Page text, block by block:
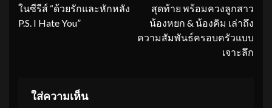
ในซีรีส์ “ด้วยรักและหักหลัง
P.S. I Hate You”
สุดท้าย พร้อมควงลูกสาว
น้องหยก & น้องคิม เล่าถึง
ความสัมพันธ์ครอบครัวแบบ
เจาะลึก
ใส่ความเห็น